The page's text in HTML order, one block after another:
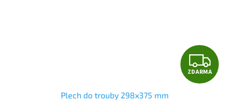
Z
D
ZDARMA
Plech do trouby 298x375 mm